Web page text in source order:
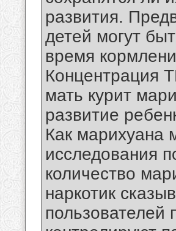
развития.
детей могут
время
Концентрация
мать курит
развитие
Как марихуана
исследования
количество
наркотик
пользователей